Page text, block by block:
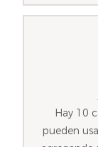
Hay 10
pueden